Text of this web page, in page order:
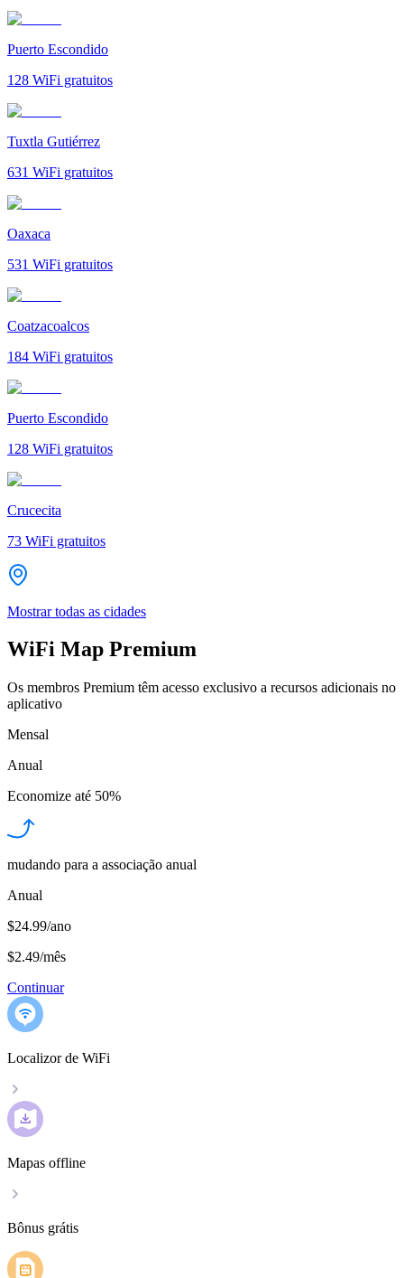
Puerto Escondido
128 WiFi gratuitos
Tuxtla Gutiérrez
631 WiFi gratuitos
Oaxaca
531 WiFi gratuitos
Coatzacoalcos
184 WiFi gratuitos
Puerto Escondido
128 WiFi gratuitos
Crucecita
73 WiFi gratuitos
Mostrar todas as cidades
WiFi Map Premium
Os membros Premium têm acesso exclusivo a recursos adicionais no
aplicativo
Mensal
Anual
Economize até 50%
mudando para a associação anual
Anual
$24.99/ano
$2.49/mês
Continuar
Localizor de WiFi
Mapas offline
Bônus grátis